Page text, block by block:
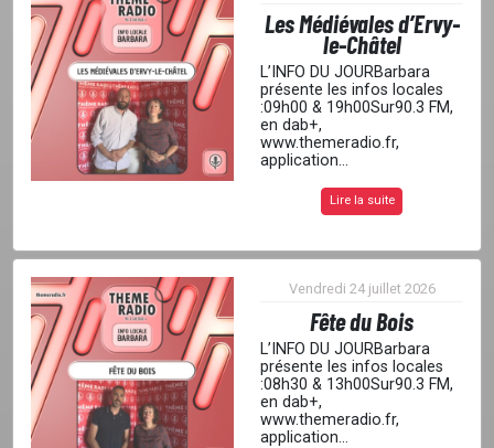
Les Médiévales d’Ervy-
le-Châtel
L’INFO DU JOURBarbara
présente les infos locales
:09h00 & 19h00Sur90.3 FM,
en dab+,
www.themeradio.fr,
application...
Lire la suite
Vendredi 24 juillet 2026
Fête du Bois
L’INFO DU JOURBarbara
présente les infos locales
:08h30 & 13h00Sur90.3 FM,
en dab+,
www.themeradio.fr,
application...